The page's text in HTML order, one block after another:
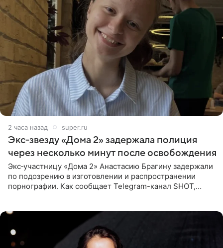
2 часа назад super.ru
Экс‑звезду «Дома 2» задержала полиция
через несколько минут после освобождения
Экс‑участницу «Дома 2» Анастасию Брагину задержали
по подозрению в изготовлении и распространении
порнографии. Как сообщает Telegram-канал SHOT,